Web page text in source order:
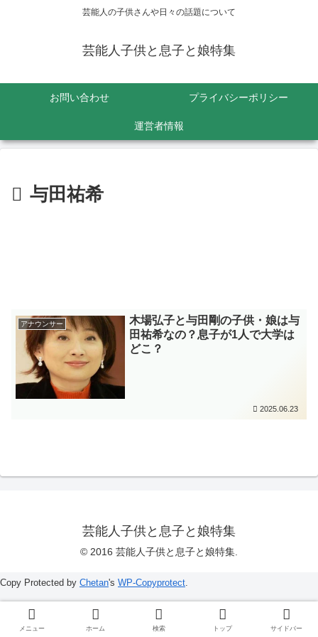
芸能人の子供さんや日々の話題について
芸能人子供と息子と娘特集
お問い合わせ プライバシーポリシー
運営者情報
与田祐希
アナウンサー
木場弘子と与田剛の子供・娘は与
田祐希なの？息子が1人で大学は
どこ？
2025.06.23
芸能人子供と息子と娘特集
© 2016 芸能人子供と息子と娘特集.
メニュー ホーム 検索 トップ サイドバー
Copy Protected by Chetan's WP-Copyprotect